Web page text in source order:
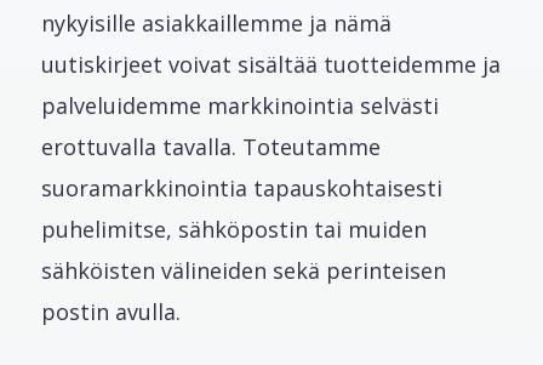
nykyisille asiakkaillemme ja nämä
uutiskirjeet voivat sisältää tuotteidemme ja
palveluidemme markkinointia selvästi
erottuvalla tavalla. Toteutamme
suoramarkkinointia tapauskohtaisesti
puhelimitse, sähköpostin tai muiden
sähköisten välineiden sekä perinteisen
postin avulla.